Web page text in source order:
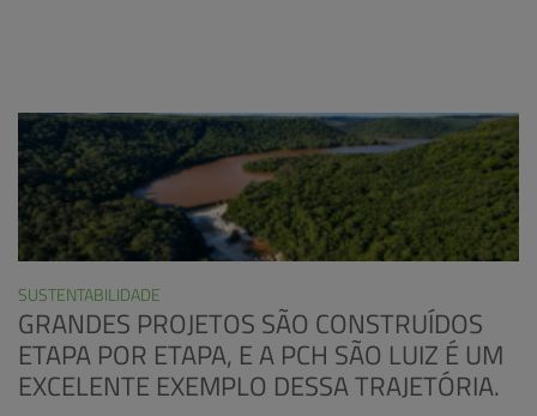
SUSTENTABILIDADE
GRANDES PROJETOS SÃO CONSTRUÍDOS
ETAPA POR ETAPA, E A PCH SÃO LUIZ É UM
EXCELENTE EXEMPLO DESSA TRAJETÓRIA.